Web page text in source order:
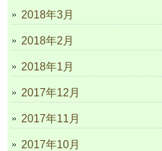
2018年3月
2018年2月
2018年1月
2017年12月
2017年11月
2017年10月